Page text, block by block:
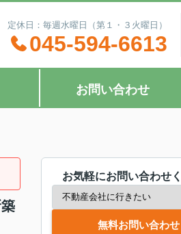
休日：毎週水曜日（第１・３火曜日）
045-594-6613
お問い合わせ
お気軽にお問い合わせ
無料お問い合わせ